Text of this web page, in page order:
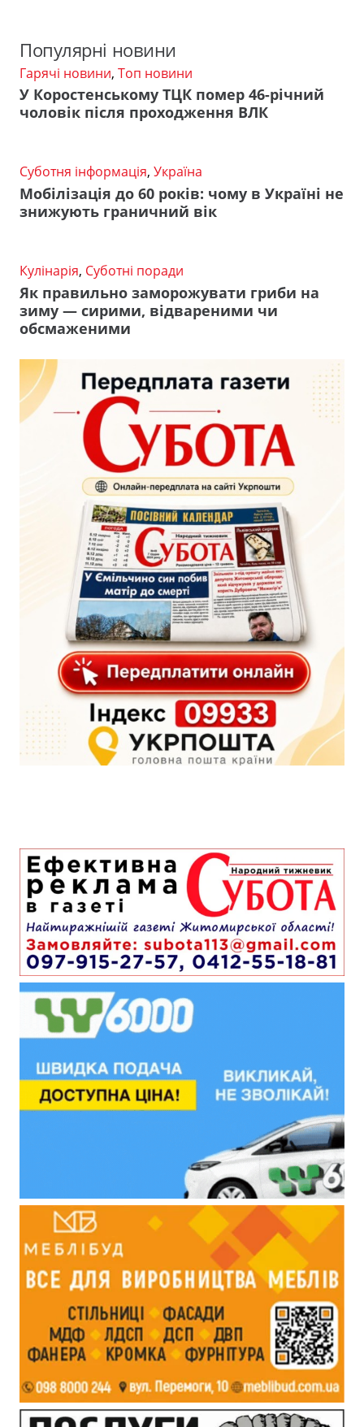
Популярні новини
Гарячі новини, Топ новини
У Коростенському ТЦК помер 46-річний
чоловік після проходження ВЛК
Суботня інформація, Україна
Мобілізація до 60 років: чому в Україні не
знижують граничний вік
Кулінарія, Суботні поради
Як правильно заморожувати гриби на
зиму — сирими, відвареними чи
обсмаженими